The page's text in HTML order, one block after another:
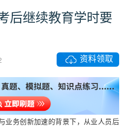
后继续教育学时要
资料领取
业务创新加速的背景下，从业人员后